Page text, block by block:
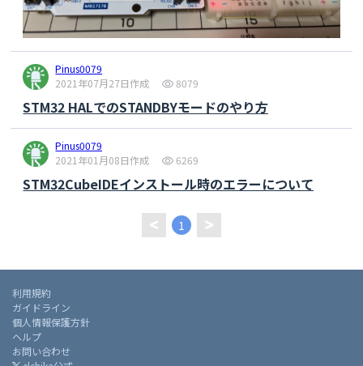
Pinus0079
2021年07月27日作成
8079
STM32 HALでのSTANDBYモードのやり方
Pinus0079
2021年01月08日作成
6269
STM32CubeIDEインストール時のエラーについて
1
利用規約
ガイドライン
個人情報保護方針
ヘルプ
お問い合わせ